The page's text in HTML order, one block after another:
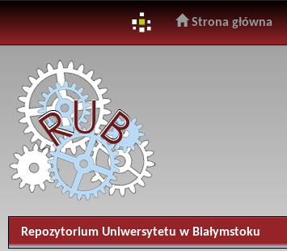
navigation
Strona główna
Repozytorium Uniwersytetu w Białymstoku